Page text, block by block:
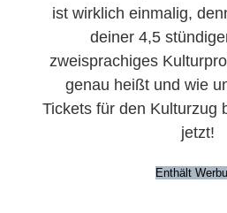
ist wirklich einmalig,
deiner 4,5
zweisprachiges
genau heißt und wie
Tickets für den Kulturzug
jetzt!
Enthält